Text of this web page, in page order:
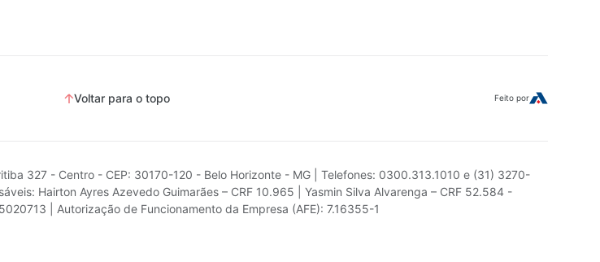
Voltar para o topo Feito por
327 - Centro - CEP: 30170-120 - Belo Horizonte - MG | Telefones: 0300.313.1010 e (31) 3270-
Hairton Ayres Azevedo Guimarães – CRF 10.965 | Yasmin Silva Alvarenga – CRF 52.584 -
| Autorização de Funcionamento da Empresa (AFE): 7.16355-1